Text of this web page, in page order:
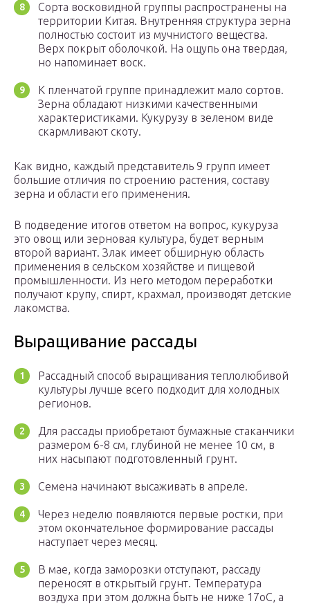
Сорта восковидной группы распространены на
территории Китая. Внутренняя структура зерна
полностью состоит из мучнистого вещества.
Верх покрыт оболочкой. На ощупь она твердая,
но напоминает воск.
К пленчатой группе принадлежит мало сортов.
Зерна обладают низкими качественными
характеристиками. Кукурузу в зеленом виде
скармливают скоту.
Как видно, каждый представитель 9 групп имеет
большие отличия по строению растения, составу
зерна и области его применения.
В подведение итогов ответом на вопрос, кукуруза
это овощ или зерновая культура, будет верным
второй вариант. Злак имеет обширную область
применения в сельском хозяйстве и пищевой
промышленности. Из него методом переработки
получают крупу, спирт, крахмал, производят детские
лакомства.
Выращивание рассады
Рассадный способ выращивания теплолюбивой
культуры лучше всего подходит для холодных
регионов.
Для рассады приобретают бумажные стаканчики
размером 6-8 см, глубиной не менее 10 см, в
них насыпают подготовленный грунт.
Семена начинают высаживать в апреле.
Через неделю появляются первые ростки, при
этом окончательное формирование рассады
наступает через месяц.
В мае, когда заморозки отступают, рассаду
переносят в открытый грунт. Температура
воздуха при этом должна быть не ниже 17оС, а